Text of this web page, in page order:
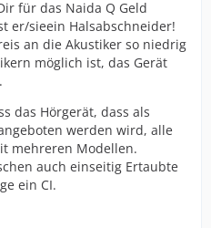
für das Naida Q Geld
er/sieein Halsabschneider!
an die Akustiker so niedrig
möglich ist, das Gerät
das Hörgerät, dass als
werden wird, alle
mehreren Modellen.
auch einseitig Ertaubte
ein CI.